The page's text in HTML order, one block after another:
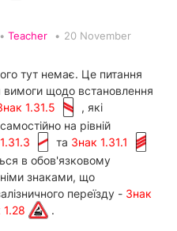
Teacher • 20 November
тут немає. Це питання
вимоги щодо встановлення
1.31.5
, які
на рівній
та Знак 1.31.1
в обов'язковому
знаками, що
переїзду - Знак
1.28 .